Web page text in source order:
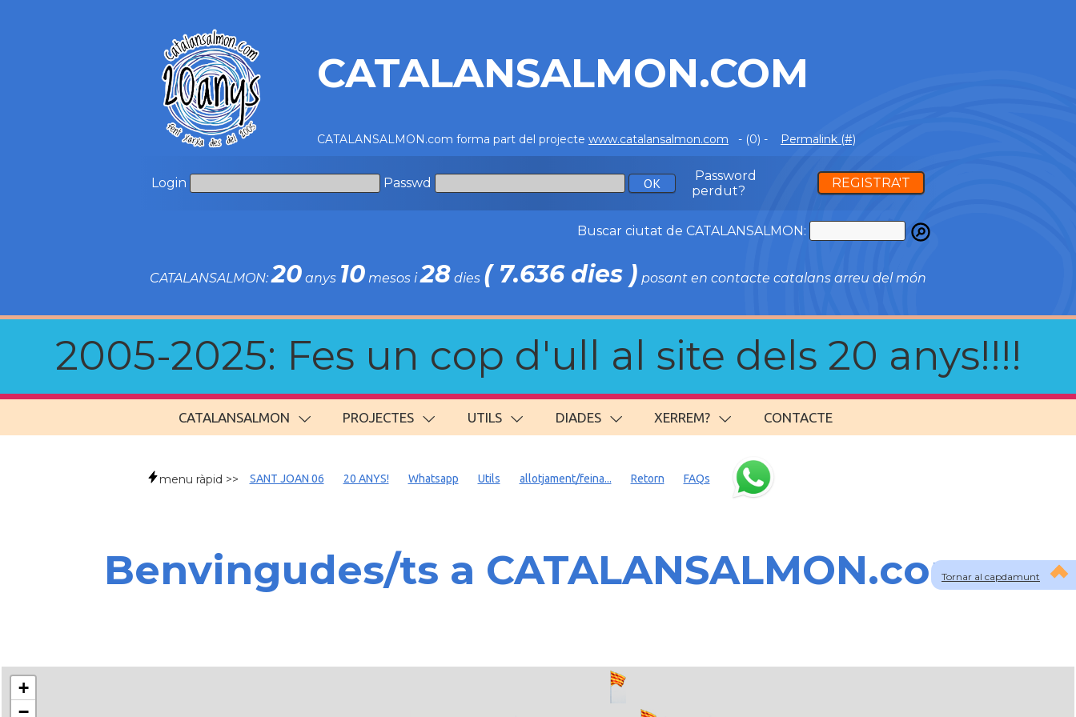
CATALANSALMON.COM
CATALANSALMON.com forma part del projecte www.catalansalmon.com - (0) - Permalink (#)
Login Passwd
Password
perdut?
REGISTRA'T
Buscar ciutat de CATALANSALMON:
CATALANSALMON:20 anys 10 mesos i28 dies ( 7.636 dies ) posant en contacte catalans arreu del món
2005-2025: Fes un cop d'ull al site dels 20 anys!!!!
CATALANSALMON PROJECTES UTILS DIADES XERREM? CONTACTE
Tornar al capdamunt
menu ràpid >> SANT JOAN 06 20 ANYS! Whatsapp Utils allotjament/feina... Retorn FAQs
Benvingudes/ts a CATALANSALMON.com
+
−